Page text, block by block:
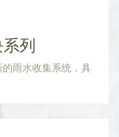
列
雨水收集系统，具